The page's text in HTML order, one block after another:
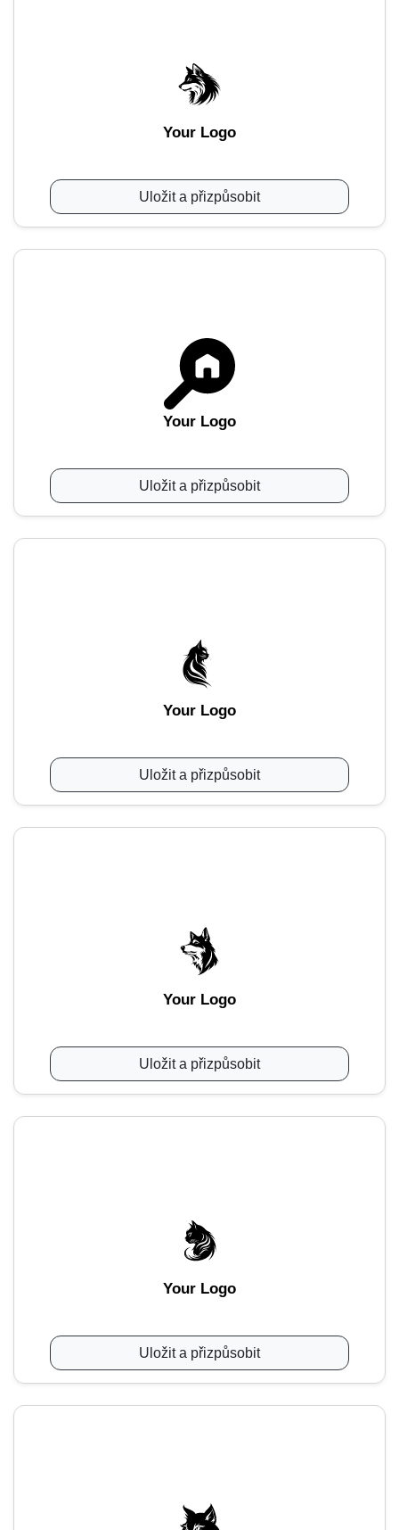
Your Logo
Uložit a přizpůsobit
Your Logo
Uložit a přizpůsobit
Your Logo
Uložit a přizpůsobit
Your Logo
Uložit a přizpůsobit
Your Logo
Uložit a přizpůsobit